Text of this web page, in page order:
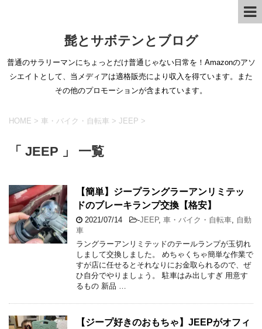
髭とサボテンとブログ
普通のサラリーマンにちょっとだけ普通じゃない日常を！Amazonのアソ
シエイトとして、当メディアは適格販売により収入を得ています。また
その他のプロモーションが含まれています。
HOME > 車・バイク・自転車 > JEEP >
「 JEEP 」 一覧
【簡単】ジープラングラーアンリミテッ
ドのブレーキランプ交換【格安】
2021/07/14 -JEEP, 車・バイク・自転車 自動
車
ラングラーアンリミテッドのテールランプが玉切れ
しまして交換しました。 めちゃくちゃ簡単な作業で
すが店に任せるとそれなりにお金取られるので、ぜ
ひ自分でやりましょう。 駐車はみ出しすぎ 用意す
るもの 新品 …
【ジープ好きのおもちゃ】JEEPがオフィ